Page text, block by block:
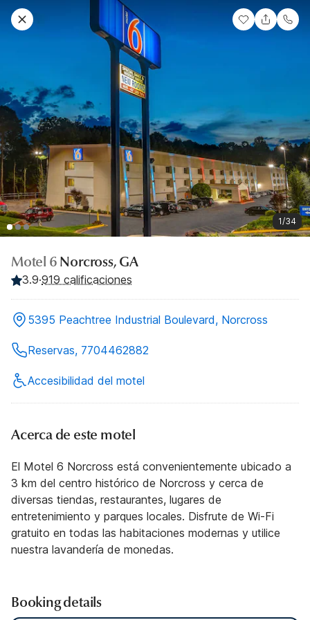
1/34
Motel 6 Norcross, GA
3.9·919 calificaciones
5395 Peachtree Industrial Boulevard, Norcross
Reservas, 7704462882
Accesibilidad del motel
Acerca de este motel
El Motel 6 Norcross está convenientemente ubicado a
3 km del centro histórico de Norcross y cerca de
diversas tiendas, restaurantes, lugares de
entretenimiento y parques locales. Disfrute de Wi-Fi
gratuito en todas las habitaciones modernas y utilice
nuestra lavandería de monedas.
Booking details